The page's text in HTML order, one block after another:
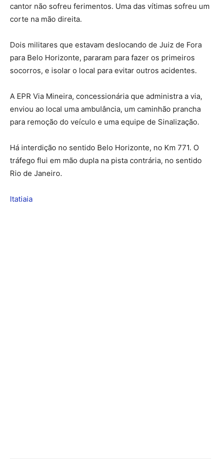
cantor não sofreu ferimentos. Uma das vítimas sofreu um
corte na mão direita.
Dois militares que estavam deslocando de Juiz de Fora
para Belo Horizonte, pararam para fazer os primeiros
socorros, e isolar o local para evitar outros acidentes.
A EPR Via Mineira, concessionária que administra a via,
enviou ao local uma ambulância, um caminhão prancha
para remoção do veículo e uma equipe de Sinalização.
Há interdição no sentido Belo Horizonte, no Km 771. O
tráfego flui em mão dupla na pista contrária, no sentido
Rio de Janeiro.
Itatiaia